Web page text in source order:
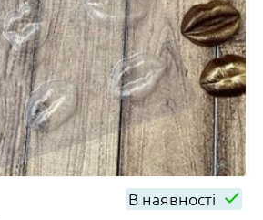
В наявності